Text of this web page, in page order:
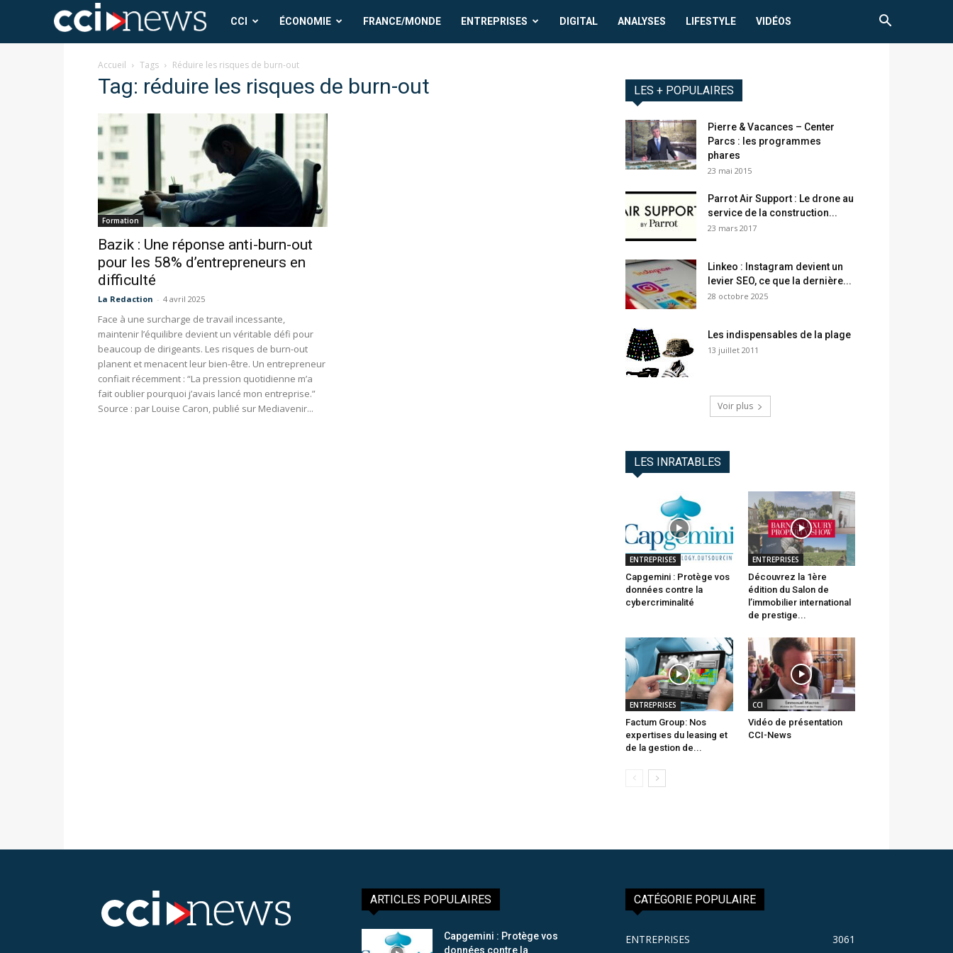
CCI
News
CCI ÉCONOMIE FRANCE/MONDE ENTREPRISES DIGITAL ANALYSES LIFESTYLE VIDÉOS
Accueil Tags Réduire les risques de burn-out
Tag: réduire les risques de burn-out
Formation
Bazik : Une réponse anti-burn-out
pour les 58% d’entrepreneurs en
difficulté
La Redaction - 4 avril 2025
Face à une surcharge de travail incessante,
maintenir l’équilibre devient un véritable défi pour
beaucoup de dirigeants. Les risques de burn-out
planent et menacent leur bien-être. Un entrepreneur
confiait récemment : “La pression quotidienne m’a
fait oublier pourquoi j’avais lancé mon entreprise.”
Source : par Louise Caron, publié sur Mediavenir...
LES + POPULAIRES
Pierre & Vacances – Center
Parcs : les programmes
phares
23 mai 2015
Parrot Air Support : Le drone au
service de la construction...
23 mars 2017
Linkeo : Instagram devient un
levier SEO, ce que la dernière...
28 octobre 2025
Les indispensables de la plage
13 juillet 2011
Voir plus
LES INRATABLES
ENTREPRISES
Capgemini : Protège vos
données contre la
cybercriminalité
ENTREPRISES
Découvrez la 1ère
édition du Salon de
l’immobilier international
de prestige...
ENTREPRISES
Factum Group: Nos
expertises du leasing et
de la gestion de...
CCI
Vidéo de présentation
CCI-News
ARTICLES POPULAIRES
Capgemini : Protège vos
données contre la
CATÉGORIE POPULAIRE
ENTREPRISES 3061